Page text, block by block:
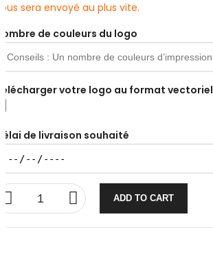
sera envoyé au plus vite.
de couleurs du logo
votre logo au format vectoriel
de livraison souhaité
ADD TO CART